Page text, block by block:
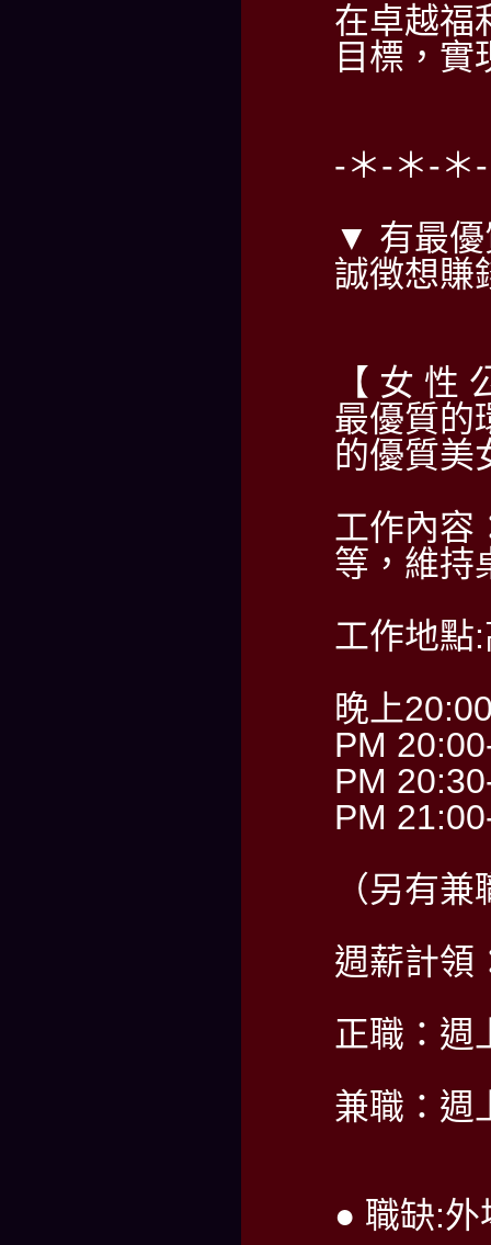
在卓越福
目標，實
-＊-＊-＊
▼ 有最
誠徴想賺
【 女 性
最優質的
的優質美
工作內容
等，維持
工作地點
晚上
PM
PM
PM
（另有
週薪計領
正職：週
兼職：週
● 職缺:外